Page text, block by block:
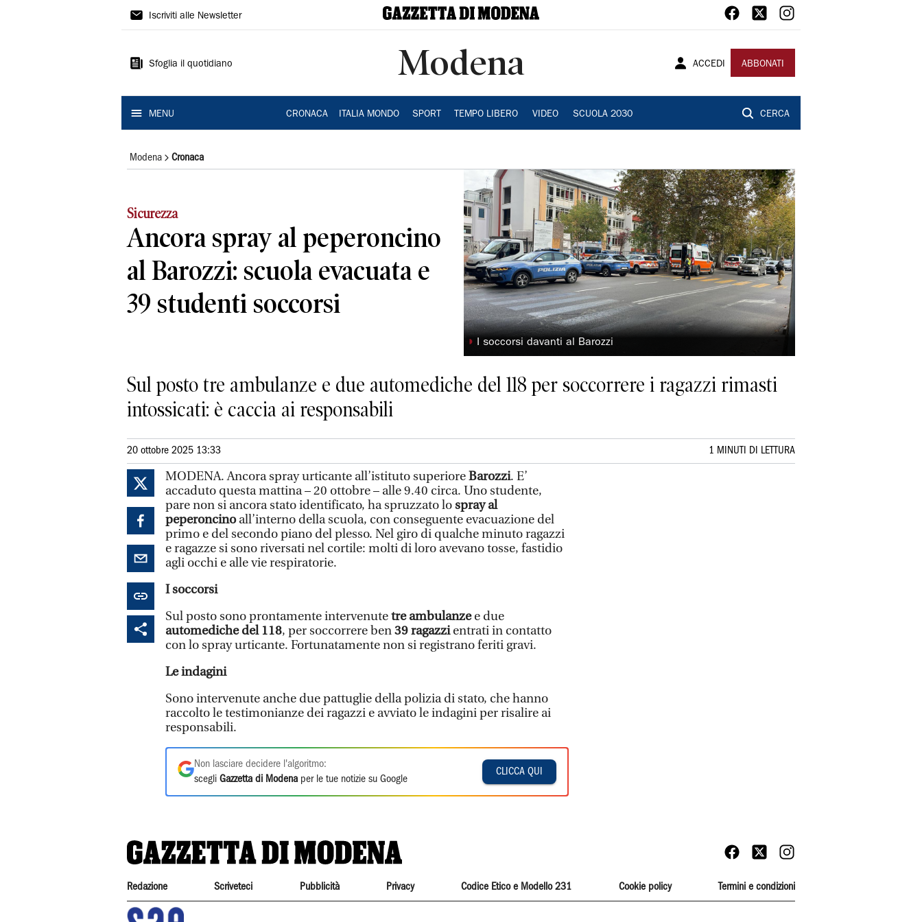
Gazzetta
Modena
Iscriviti alle Newsletter
Sfoglia il quotidiano Modena ACCEDI ABBONATI
MENU CRONACA ITALIA MONDO SPORT TEMPO LIBERO VIDEO SCUOLA 2030 CERCA
Modena Cronaca
Sicurezza
Ancora spray al peperoncino
al Barozzi: scuola evacuata e
39 studenti soccorsi
◗ I soccorsi davanti al Barozzi
Sul posto tre ambulanze e due automediche del 118 per soccorrere i ragazzi rimasti
intossicati: è caccia ai responsabili
20 ottobre 2025 13:33 1 MINUTI DI LETTURA
MODENA. Ancora spray urticante all’istituto superioreBarozzi. E’
accaduto questa mattina – 20 ottobre – alle 9.40 circa. Uno studente,
pare non si ancora stato identificato, ha spruzzato lospray al
peperoncinoall’interno della scuola, con conseguente evacuazione del
primo e del secondo piano del plesso. Nel giro di qualche minuto ragazzi
e ragazze si sono riversati nel cortile: molti di loro avevano tosse, fastidio
agli occhi e alle vie respiratorie.
I soccorsi
Sul posto sono prontamente intervenutetre ambulanzee due
automediche del 118, per soccorrere ben39 ragazzientrati in contatto
con lo spray urticante. Fortunatamente non si registrano feriti gravi.
Le indagini
Sono intervenute anche due pattuglie della polizia di stato, che hanno
raccolto le testimonianze dei ragazzi e avviato le indagini per risalire ai
responsabili.
Non lasciare decidere l'algoritmo:
scegli Gazzetta di Modena per le tue notizie su Google
CLICCA QUI
Redazione Scriveteci Pubblicità Privacy Codice Etico e Modello 231 Cookie policy Termini e condizioni